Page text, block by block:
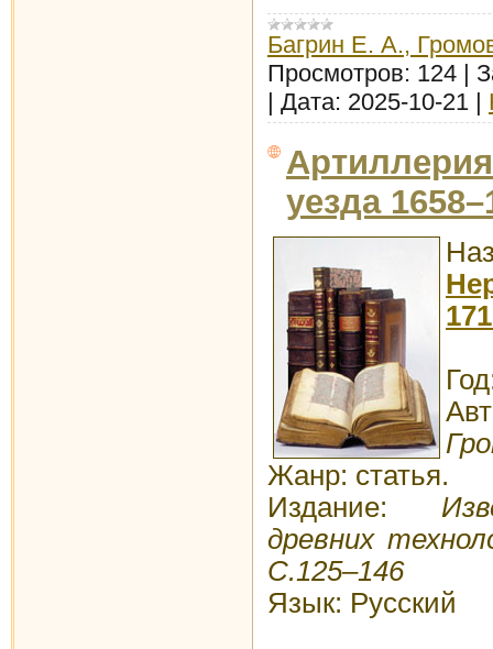
Багрин Е. А.,
Просмотров: 124
Дата: 2025-10-21
уезда
Жанр: статья.
Издание:
древних
С.125–146
Язык: Русский